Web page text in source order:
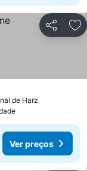
Partilhar
de Harz
Ver preços